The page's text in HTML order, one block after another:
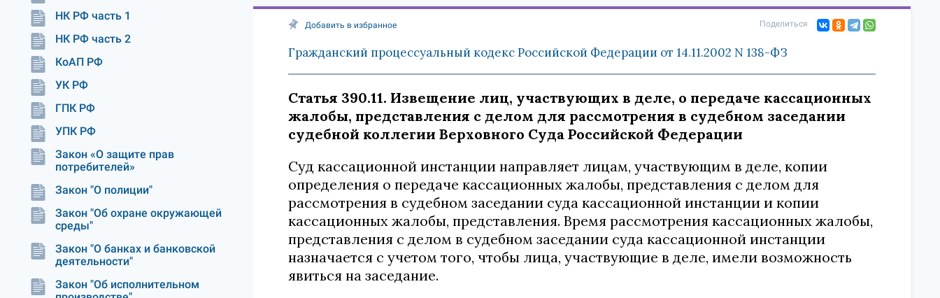
НК РФ часть 1
НК РФ часть 2
КоАП РФ
УК РФ
ГПК РФ
УПК РФ
Закон «О защите прав
потребителей»
Закон "О полиции"
Закон "Об охране окружающей
среды"
Закон "О банках и банковской
деятельности"
Закон "Об исполнительном
Добавить в избранное Поделиться
Гражданский процессуальный кодекс Российской Федерации от 14.11.2002 N 138-ФЗ
Статья 390.11. Извещение лиц, участвующих в деле, о передаче кассационных
жалобы, представления с делом для рассмотрения в судебном заседании
судебной коллегии Верховного Суда Российской Федерации
Суд кассационной инстанции направляет лицам, участвующим в деле, копии
определения о передаче кассационных жалобы, представления с делом для
рассмотрения в судебном заседании суда кассационной инстанции и копии
кассационных жалобы, представления. Время рассмотрения кассационных жалобы,
представления с делом в судебном заседании суда кассационной инстанции
назначается с учетом того, чтобы лица, участвующие в деле, имели возможность
явиться на заседание.